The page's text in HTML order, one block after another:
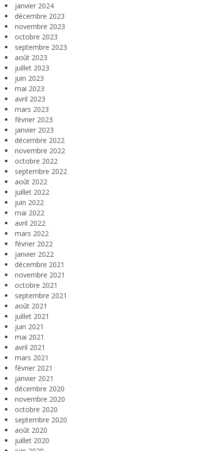
janvier 2024
décembre 2023
novembre 2023
octobre 2023
septembre 2023
août 2023
juillet 2023
juin 2023
mai 2023
avril 2023
mars 2023
février 2023
janvier 2023
décembre 2022
novembre 2022
octobre 2022
septembre 2022
août 2022
juillet 2022
juin 2022
mai 2022
avril 2022
mars 2022
février 2022
janvier 2022
décembre 2021
novembre 2021
octobre 2021
septembre 2021
août 2021
juillet 2021
juin 2021
mai 2021
avril 2021
mars 2021
février 2021
janvier 2021
décembre 2020
novembre 2020
octobre 2020
septembre 2020
août 2020
juillet 2020